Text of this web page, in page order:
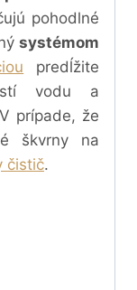
pohodlné
systémom
predĺžite
vodu a
prípade, že
škvrny na
čistič.